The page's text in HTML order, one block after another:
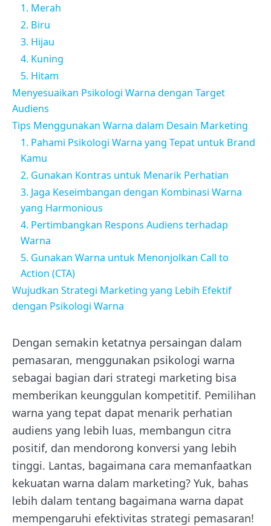
1. Merah
2. Biru
3. Hijau
4. Kuning
5. Hitam
Menyesuaikan Psikologi Warna dengan Target
Audiens
Tips Menggunakan Warna dalam Desain Marketing
1. Pahami Psikologi Warna yang Tepat untuk Brand
Kamu
2. Gunakan Kontras untuk Menarik Perhatian
3. Jaga Keseimbangan dengan Kombinasi Warna
yang Harmonious
4. Pertimbangkan Respons Audiens terhadap
Warna
5. Gunakan Warna untuk Menonjolkan Call to
Action (CTA)
Wujudkan Strategi Marketing yang Lebih Efektif
dengan Psikologi Warna
Dengan semakin ketatnya persaingan dalam
pemasaran, menggunakan psikologi warna
sebagai bagian dari strategi marketing bisa
memberikan keunggulan kompetitif. Pemilihan
warna yang tepat dapat menarik perhatian
audiens yang lebih luas, membangun citra
positif, dan mendorong konversi yang lebih
tinggi. Lantas, bagaimana cara memanfaatkan
kekuatan warna dalam marketing? Yuk, bahas
lebih dalam tentang bagaimana warna dapat
mempengaruhi efektivitas strategi pemasaran!